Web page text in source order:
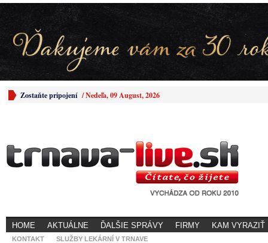
Zostaňte pripojení /Nedeľa, 09 August, 2026
HOME AKTUÁLNE ĎALŠIE SPRÁVY FIRMY KAM VYRAZIŤ
KONTAKT SLUŽBY LEKÁRNÍ V TRNAVE